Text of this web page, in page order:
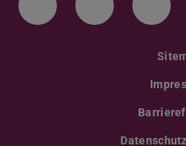
InstagramTikTok